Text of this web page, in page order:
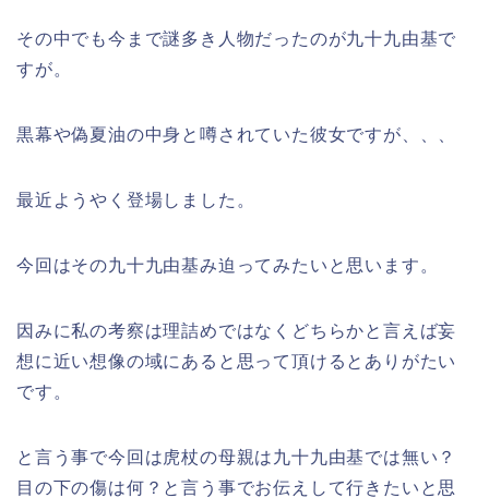
その中でも今まで謎多き人物だったのが九十九由基で
すが。
黒幕や偽夏油の中身と噂されていた彼女ですが、、、
最近ようやく登場しました。
今回はその九十九由基み迫ってみたいと思います。
因みに私の考察は理詰めではなくどちらかと言えば妄
想に近い想像の域にあると思って頂けるとありがたい
です。
と言う事で今回は虎杖の母親は九十九由基では無い？
目の下の傷は何？と言う事でお伝えして行きたいと思